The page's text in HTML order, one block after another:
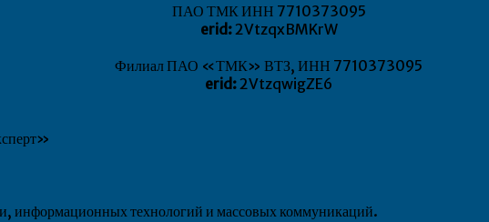
ПАО ТМК ИНН 7710373095
erid:2VtzqxBMKrW
Филиал ПАО «ТМК» ВТЗ, ИНН 7710373095
erid:2VtzqwigZE6
информационных технологий и массовых коммуникаций.